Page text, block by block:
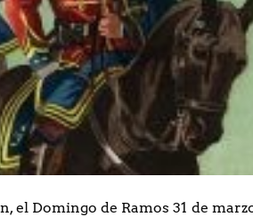
Domingo de Ramos 31 de